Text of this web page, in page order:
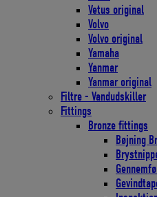
Vetus original
Volvo
Volvo original
Yamaha
Yanmar
Yanmar original
Filtre - Vandudskiller
Fittings
Bronze fittings
Bøjning